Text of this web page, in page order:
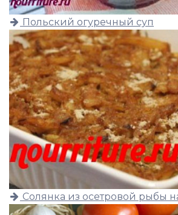
Польский огуречный суп
Солянка из осетровой рыбы